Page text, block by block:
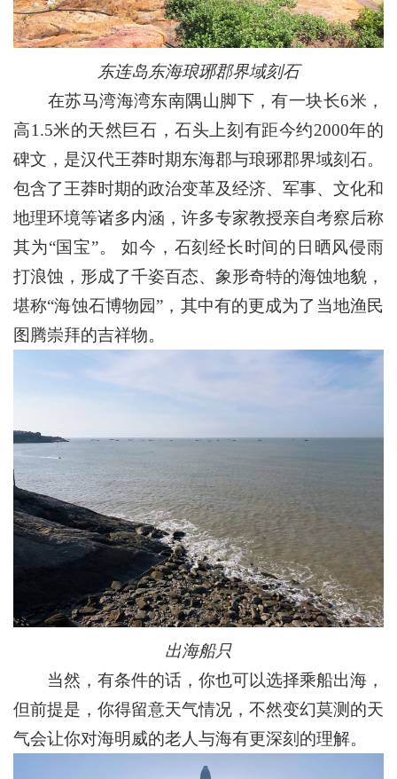
东连岛东海琅琊郡界域刻石
在苏马湾海湾东南隅山脚下，有一块长6米，
高1.5米的天然巨石，石头上刻有距今约2000年的
碑文，是汉代王莽时期东海郡与琅琊郡界域刻石。
包含了王莽时期的政治变革及经济、军事、文化和
地理环境等诸多内涵，许多专家教授亲自考察后称
其为“国宝”。 如今，石刻经长时间的日晒风侵雨
打浪蚀，形成了千姿百态、象形奇特的海蚀地貌，
堪称“海蚀石博物园”，其中有的更成为了当地渔民
图腾崇拜的吉祥物。
出海船只
当然，有条件的话，你也可以选择乘船出海，
但前提是，你得留意天气情况，不然变幻莫测的天
气会让你对海明威的老人与海有更深刻的理解。